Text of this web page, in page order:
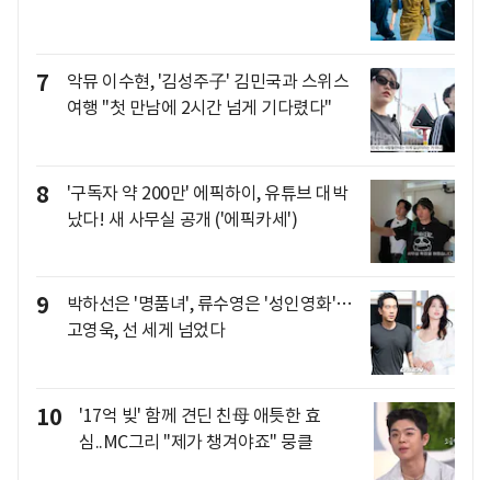
7
악뮤 이수현, '김성주子' 김민국과 스위스
여행 "첫 만남에 2시간 넘게 기다렸다"
8
'구독자 약 200만' 에픽하이, 유튜브 대박
났다! 새 사무실 공개 ('에픽카세')
9
박하선은 '명품녀', 류수영은 '성인영화'…
고영욱, 선 세게 넘었다
10
'17억 빚' 함께 견딘 친母 애틋한 효
심..MC그리 "제가 챙겨야죠" 뭉클